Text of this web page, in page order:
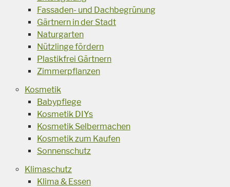
Fassaden- und Dachbegrünung
Gärtnern in der Stadt
Naturgarten
Nützlinge fördern
Plastikfrei Gärtnern
Zimmerpflanzen
Kosmetik
Babypflege
Kosmetik DIYs
Kosmetik Selbermachen
Kosmetik zum Kaufen
Sonnenschutz
Klimaschutz
Klima & Essen